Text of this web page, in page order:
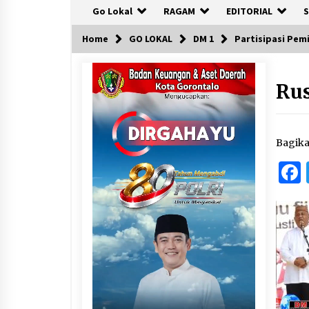
Go Lokal RAGAM EDITORIAL
Home GO LOKAL DM 1 Partisipasi